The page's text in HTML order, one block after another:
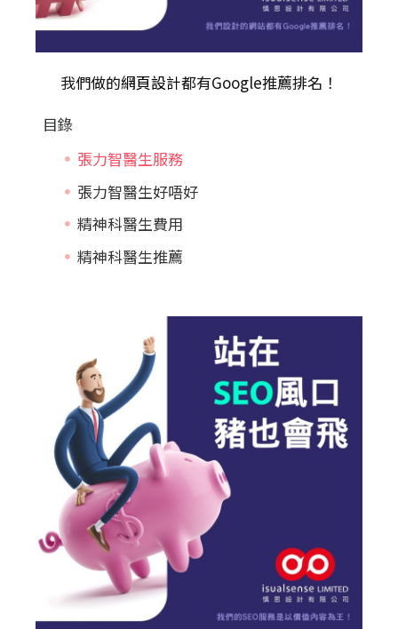
我們做的網頁設計都有Google推薦排名！
目錄
張力智醫生服務
張力智醫生好唔好
精神科醫生費用
精神科醫生推薦